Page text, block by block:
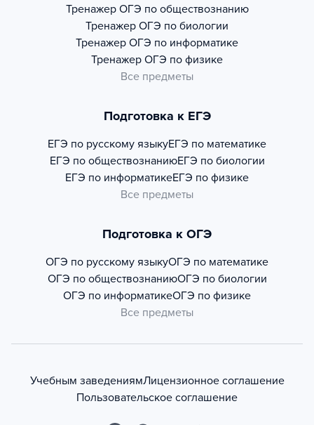
Тренажер ОГЭ по обществознанию
Тренажер ОГЭ по биологии
Тренажер ОГЭ по информатике
Тренажер ОГЭ по физике
Все предметы
Подготовка к ЕГЭ
ЕГЭ по русскому языкуЕГЭ по математике
ЕГЭ по обществознаниюЕГЭ по биологии
ЕГЭ по информатикеЕГЭ по физике
Все предметы
Подготовка к ОГЭ
ОГЭ по русскому языкуОГЭ по математике
ОГЭ по обществознаниюОГЭ по биологии
ОГЭ по информатикеОГЭ по физике
Все предметы
Учебным заведениямЛицензионное соглашение
Пользовательское соглашение